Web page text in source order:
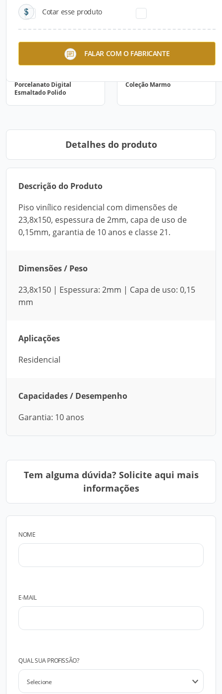
Cotar esse produto
FALAR COM O FABRICANTE
Porcelanato Digital
Esmaltado Polido
Coleção Marmo
Detalhes do produto
Descrição do Produto
Piso vinílico residencial com dimensões de
23,8x150, espessura de 2mm, capa de uso de
0,15mm, garantia de 10 anos e classe 21.
Dimensões / Peso
23,8x150 | Espessura: 2mm | Capa de uso: 0,15
mm
Aplicações
Residencial
Capacidades / Desempenho
Garantia: 10 anos
Tem alguma dúvida? Solicite aqui mais
informações
NOME
E-MAIL
QUAL SUA PROFISSÃO?